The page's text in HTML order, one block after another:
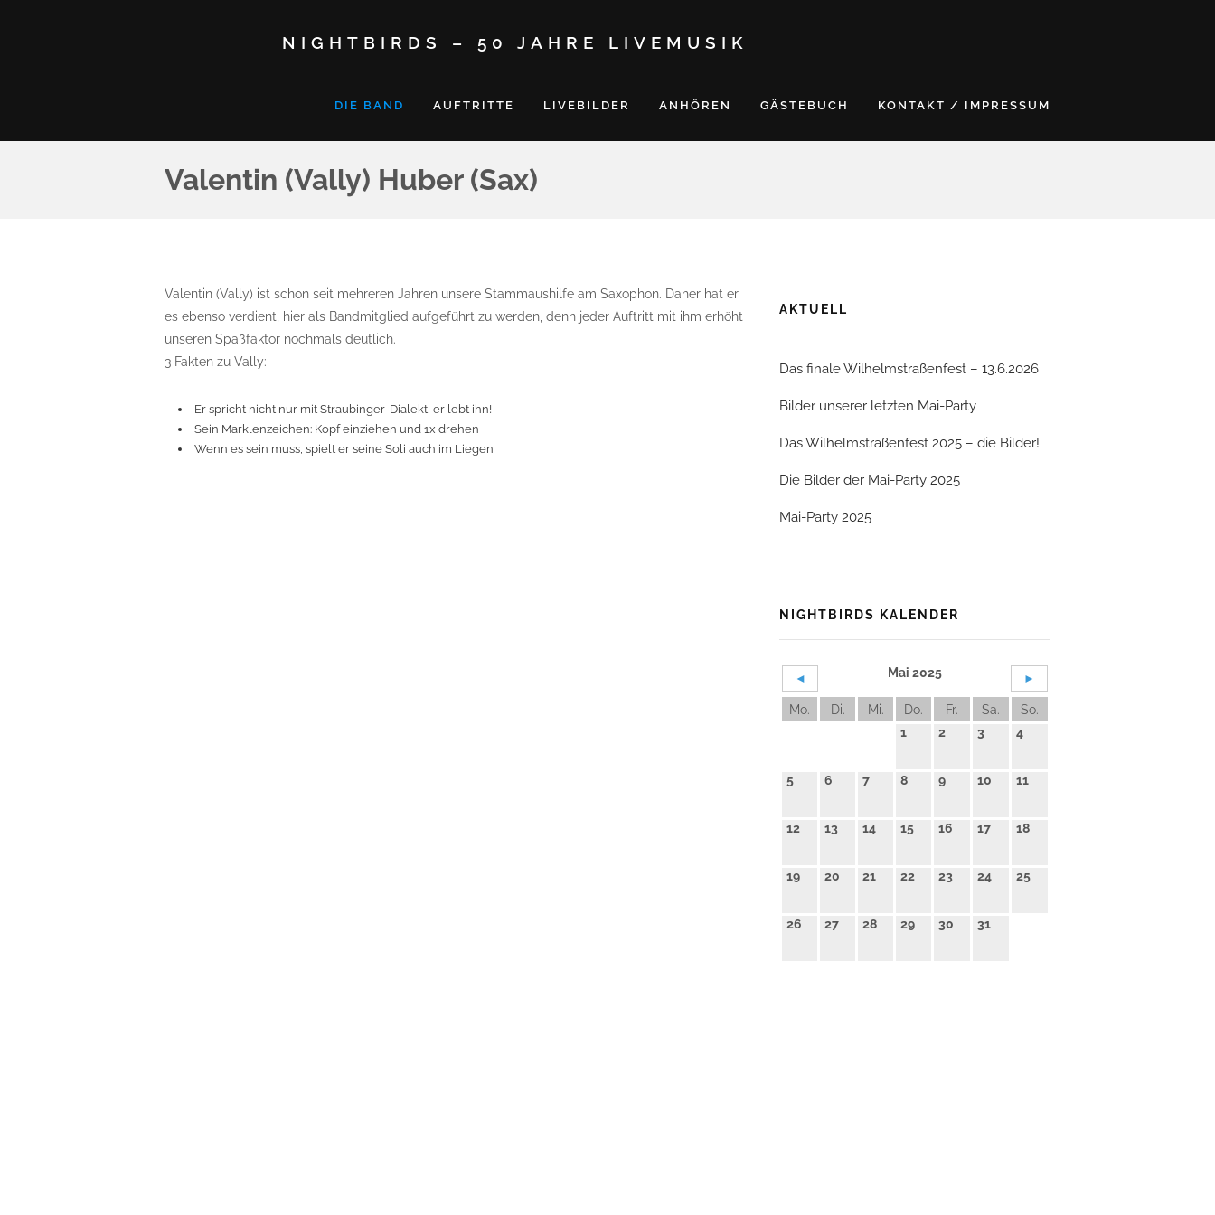
NIGHTBIRDS – 50 JAHRE LIVEMUSIK
DIE BAND AUFTRITTE LIVEBILDER ANHÖREN GÄSTEBUCH KONTAKT / IMPRESSUM
Valentin (Vally) Huber (Sax)
Valentin (Vally) ist schon seit mehreren Jahren unsere Stammaushilfe am Saxophon. Daher hat er
es ebenso verdient, hier als Bandmitglied aufgeführt zu werden, denn jeder Auftritt mit ihm erhöht
unseren Spaßfaktor nochmals deutlich.
3 Fakten zu Vally:
Er spricht nicht nur mit Straubinger-Dialekt, er lebt ihn!
Sein Marklenzeichen: Kopf einziehen und 1x drehen
Wenn es sein muss, spielt er seine Soli auch im Liegen
AKTUELL
Das finale Wilhelmstraßenfest – 13.6.2026
Bilder unserer letzten Mai-Party
Das Wilhelmstraßenfest 2025 – die Bilder!
Die Bilder der Mai-Party 2025
Mai-Party 2025
NIGHTBIRDS KALENDER
◄ Mai 2025 ►
Mo. Di. Mi. Do. Fr. Sa.
So.
1
2 3 4
5 6 7 8 9 10 11
12 13 14 15 16 17 18
19 20 21 22 23 24 25
26 27 28 29 30 31